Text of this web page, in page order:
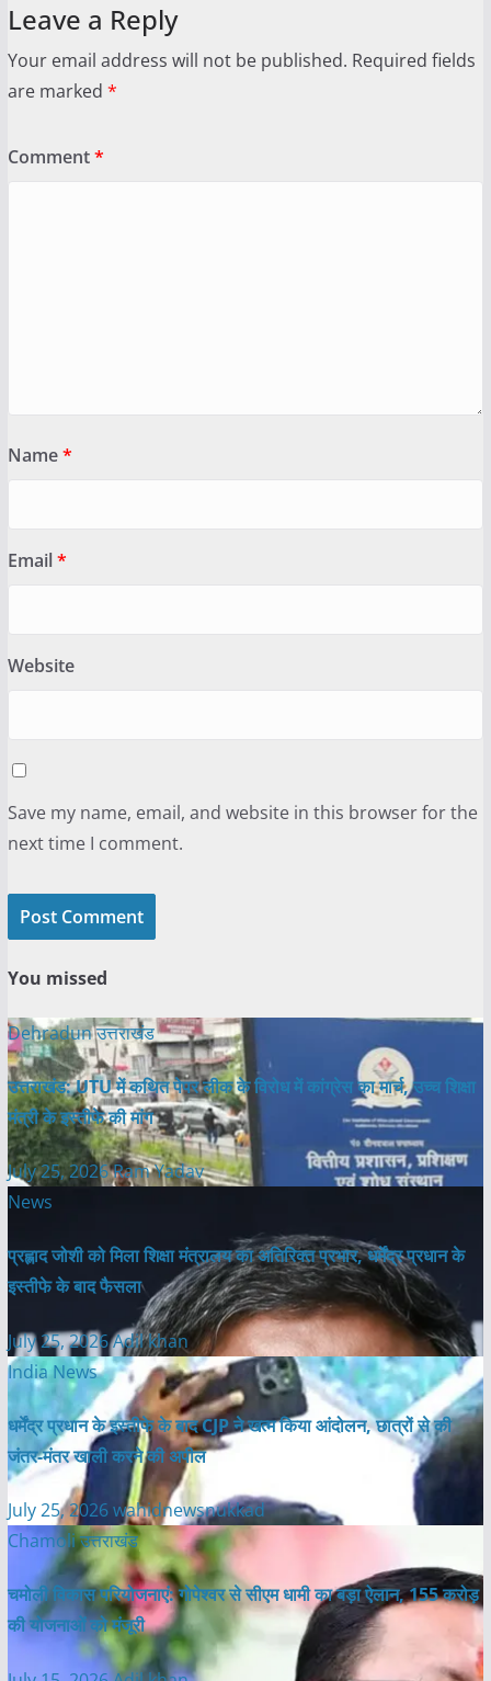
Leave a Reply
Your email address will not be published. Required fields
are marked *
Comment*
Name*
Email*
Website
Save my name, email, and website in this browser for the
next time I comment.
You missed
Dehradunउत्तराखंड
उत्तराखंड: UTU में कथित पेपर लीक के विरोध में कांग्रेस का मार्च, उच्च शिक्षा
मंत्री के इस्तीफे की मांग
July 25, 2026Ram Yadav
News
प्रह्लाद जोशी को मिला शिक्षा मंत्रालय का अतिरिक्त प्रभार, धर्मेंद्र प्रधान के
इस्तीफे के बाद फैसला
July 25, 2026Adil khan
India News
धर्मेंद्र प्रधान के इस्तीफे के बाद CJP ने खत्म किया आंदोलन, छात्रों से की
जंतर-मंतर खाली करने की अपील
July 25, 2026wahidnewsnukkad
Chamoliउत्तराखंड
चमोली विकास परियोजनाएं: गोपेश्वर से सीएम धामी का बड़ा ऐलान, 155 करोड़
की योजनाओं को मंजूरी